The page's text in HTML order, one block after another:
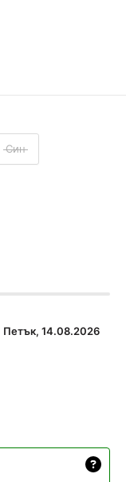
Син
Петък, 14.08.2026